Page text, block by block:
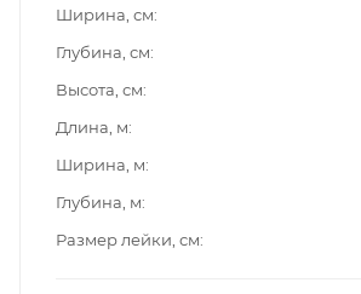
Ширина, см
Глубина, см
Высота, см
Длина, м
Ширина, м
Глубина, м
Размер лейки, см